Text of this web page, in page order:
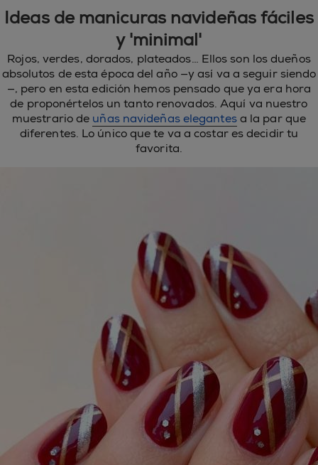
Ideas de manicuras navideñas fáciles
y 'minimal'
Rojos, verdes, dorados, plateados… Ellos son los dueños
absolutos de esta época del año —y así va a seguir siendo
—, pero en esta edición hemos pensado que ya era hora
de proponértelos un tanto renovados. Aquí va nuestro
muestrario de uñas navideñas elegantesa la par que
diferentes. Lo único que te va a costar es decidir tu
favorita.